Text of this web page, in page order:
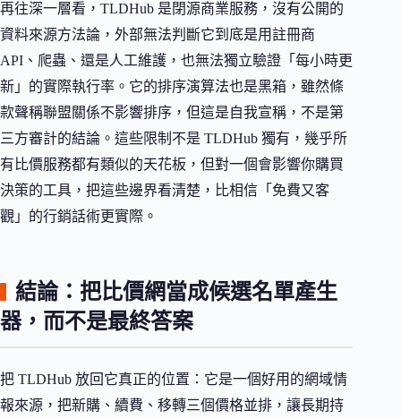
再往深一層看，TLDHub 是閉源商業服務，沒有公開的
資料來源方法論，外部無法判斷它到底是用註冊商
API、爬蟲、還是人工維護，也無法獨立驗證「每小時更
新」的實際執行率。它的排序演算法也是黑箱，雖然條
款聲稱聯盟關係不影響排序，但這是自我宣稱，不是第
三方審計的結論。這些限制不是 TLDHub 獨有，幾乎所
有比價服務都有類似的天花板，但對一個會影響你購買
決策的工具，把這些邊界看清楚，比相信「免費又客
觀」的行銷話術更實際。
結論：把比價網當成候選名單產生
器，而不是最終答案
把 TLDHub 放回它真正的位置：它是一個好用的網域情
報來源，把新購、續費、移轉三個價格並排，讓長期持